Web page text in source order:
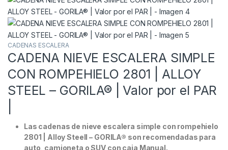
CADENAS ESCALERA
CADENA NIEVE ESCALERA SIMPLE
CON ROMPEHIELO 2801 | ALLOY
STEEL – GORILA® | Valor por el PAR
Las cadenas de nieve escalera simple con rompehielo
2801 | Alloy Steell – GORILA® son recomendadas para
auto, camioneta o SUV con caja Manual.